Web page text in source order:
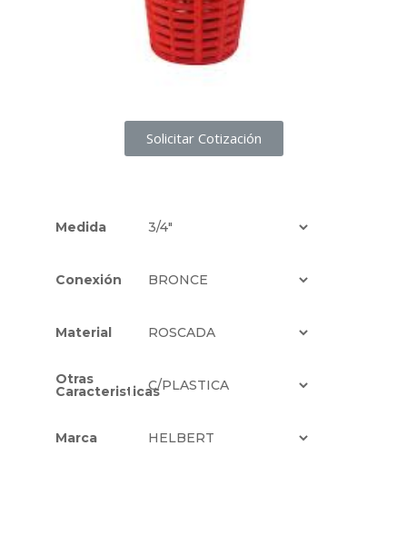
Solicitar Cotización
Medida
Conexión
Material
Otras
Caracteristicas
Marca